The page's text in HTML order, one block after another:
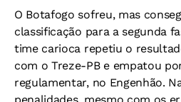
O Botafogo sofreu, mas
classificação para a segunda
time carioca repetiu o
com o Treze-PB e empatou
regulamentar, no Engenhão.